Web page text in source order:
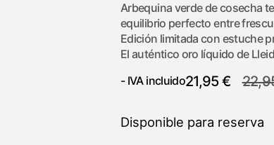
Arbequina verde de cosecha
equilibrio perfecto entre
Edición limitada con estuche
El auténtico oro líquido de
21,95€
- IVA incluido
Disponible para reserva